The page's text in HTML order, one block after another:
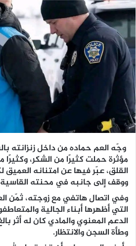
وجّه العم حماده من داخل زنزانته
مؤثرة حملت كثيرًا من الشكر، وكثيرًا
القلق، عبّر فيها عن امتنانه
ووقف إلى جانبه في محنته
وفي اتصال هاتفي مع زوجته، ثمّن
التي أظهرها أبناء الجالية
الدعم المعنوي والمادي كان له أثر
وطأة السجن والانتظار.